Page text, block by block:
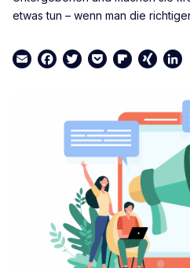
etwas tun – wenn man die
EmailFacebook
TwitterPocketFlipboard
XING